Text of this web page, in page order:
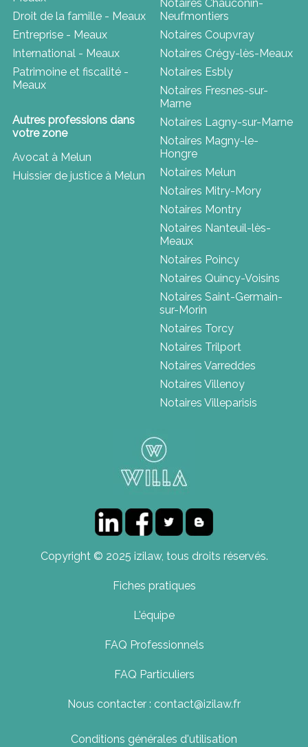
Droit de la famille - Meaux
Entreprise - Meaux
International - Meaux
Patrimoine et fiscalité -
Meaux
Autres professions dans
votre zone
Avocat à Melun
Huissier de justice à Melun
Notaires Chauconin-
Neufmontiers
Notaires Coupvray
Notaires Crégy-lès-Meaux
Notaires Esbly
Notaires Fresnes-sur-
Marne
Notaires Lagny-sur-Marne
Notaires Magny-le-
Hongre
Notaires Melun
Notaires Mitry-Mory
Notaires Montry
Notaires Nanteuil-lès-
Meaux
Notaires Poincy
Notaires Quincy-Voisins
Notaires Saint-Germain-
sur-Morin
Notaires Torcy
Notaires Trilport
Notaires Varreddes
Notaires Villenoy
Notaires Villeparisis
Copyright © 2025 izilaw, tous droits réservés.
Fiches pratiques
L'équipe
FAQ Professionnels
FAQ Particuliers
Nous contacter : contact@izilaw.fr
Conditions générales d'utilisation